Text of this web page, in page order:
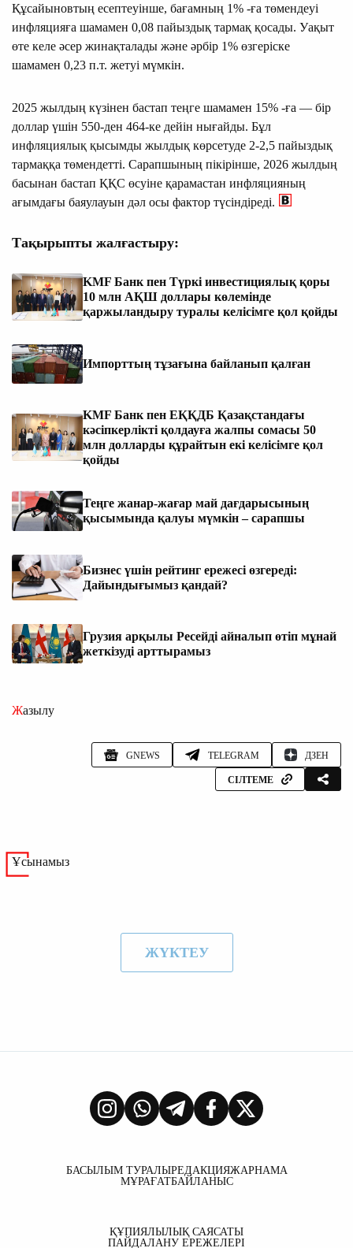
Құсайыновтың есептеуінше, бағамның 1% -ға төмендеуі
инфляцияға шамамен 0,08 пайыздық тармақ қосады. Уақыт
өте келе әсер жинақталады және әрбір 1% өзгеріске
шамамен 0,23 п.т. жетуі мүмкін.
2025 жылдың күзінен бастап теңге шамамен 15% -ға — бір
доллар үшін 550-ден 464-ке дейін нығайды. Бұл
инфляциялық қысымды жылдық көрсетуде 2-2,5 пайыздық
тармаққа төмендетті. Сарапшының пікірінше, 2026 жылдың
басынан бастап ҚҚС өсуіне қарамастан инфляцияның
ағымдағы баяулауын дәл осы фактор түсіндіреді.
Тақырыпты жалғастыру:
KMF Банк пен Түркі инвестициялық қоры
10 млн АҚШ доллары көлемінде
қаржыландыру туралы келісімге қол қойды
Импорттың тұзағына байланып қалған
KMF Банк пен ЕҚҚДБ Қазақстандағы
кәсіпкерлікті қолдауға жалпы сомасы 50
млн долларды құрайтын екі келісімге қол
қойды
Теңге жанар-жағар май дағдарысының
қысымында қалуы мүмкін – сарапшы
Бизнес үшін рейтинг ережесі өзгереді:
Дайындығымыз қандай?
Грузия арқылы Ресейді айналып өтіп мұнай
жеткізуді арттырамыз
Жазылу
GNEWS TELEGRAM ДЗЕН
СІЛТЕМЕ
Ұсынамыз
ЖҮКТЕУ
БАСЫЛЫМ ТУРАЛЫРЕДАКЦИЯЖАРНАМА
МҰРАҒАТБАЙЛАНЫС
ҚҰПИЯЛЫЛЫҚ САЯСАТЫ
ПАЙДАЛАНУ ЕРЕЖЕЛЕРІ